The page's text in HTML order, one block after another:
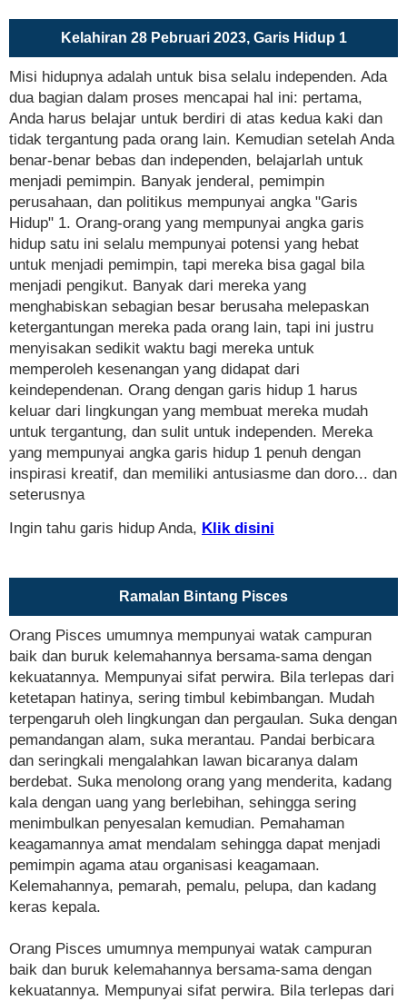
Kelahiran 28 Pebruari 2023, Garis Hidup 1
Misi hidupnya adalah untuk bisa selalu independen. Ada
dua bagian dalam proses mencapai hal ini: pertama,
Anda harus belajar untuk berdiri di atas kedua kaki dan
tidak tergantung pada orang lain. Kemudian setelah Anda
benar-benar bebas dan independen, belajarlah untuk
menjadi pemimpin. Banyak jenderal, pemimpin
perusahaan, dan politikus mempunyai angka "Garis
Hidup" 1. Orang-orang yang mempunyai angka garis
hidup satu ini selalu mempunyai potensi yang hebat
untuk menjadi pemimpin, tapi mereka bisa gagal bila
menjadi pengikut. Banyak dari mereka yang
menghabiskan sebagian besar berusaha melepaskan
ketergantungan mereka pada orang lain, tapi ini justru
menyisakan sedikit waktu bagi mereka untuk
memperoleh kesenangan yang didapat dari
keindependenan. Orang dengan garis hidup 1 harus
keluar dari lingkungan yang membuat mereka mudah
untuk tergantung, dan sulit untuk independen. Mereka
yang mempunyai angka garis hidup 1 penuh dengan
inspirasi kreatif, dan memiliki antusiasme dan doro... dan
seterusnya
Ingin tahu garis hidup Anda, Klik disini
Ramalan Bintang Pisces
Orang Pisces umumnya mempunyai watak campuran
baik dan buruk kelemahannya bersama-sama dengan
kekuatannya. Mempunyai sifat perwira. Bila terlepas dari
ketetapan hatinya, sering timbul kebimbangan. Mudah
terpengaruh oleh lingkungan dan pergaulan. Suka dengan
pemandangan alam, suka merantau. Pandai berbicara
dan seringkali mengalahkan lawan bicaranya dalam
berdebat. Suka menolong orang yang menderita, kadang
kala dengan uang yang berlebihan, sehingga sering
menimbulkan penyesalan kemudian. Pemahaman
keagamannya amat mendalam sehingga dapat menjadi
pemimpin agama atau organisasi keagamaan.
Kelemahannya, pemarah, pemalu, pelupa, dan kadang
keras kepala.
Orang Pisces umumnya mempunyai watak campuran
baik dan buruk kelemahannya bersama-sama dengan
kekuatannya. Mempunyai sifat perwira. Bila terlepas dari